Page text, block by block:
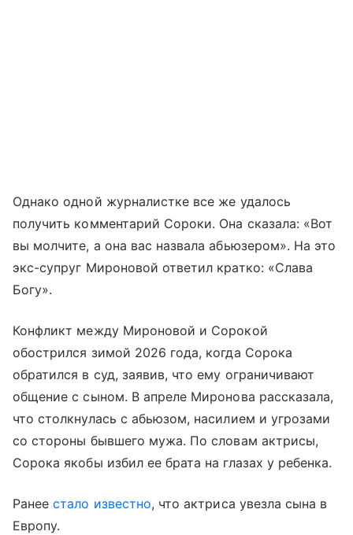
Однако одной журналистке все же удалось
получить комментарий Сороки. Она сказала: «Вот
вы молчите, а она вас назвала абьюзером». На это
экс-супруг Мироновой ответил кратко: «Слава
Богу».
Конфликт между Мироновой и Сорокой
обострился зимой 2026 года, когда Сорока
обратился в суд, заявив, что ему ограничивают
общение с сыном. В апреле Миронова рассказала,
что столкнулась с абьюзом, насилием и угрозами
со стороны бывшего мужа. По словам актрисы,
Сорока якобы избил ее брата на глазах у ребенка.
Ранеестало известно, что актриса увезла сына в
Европу.